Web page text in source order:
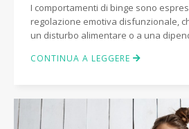
I comportamenti di binge sono
regolazione emotiva disfunzionale,
un disturbo alimentare o a una
CONTINUA A LEGGERE